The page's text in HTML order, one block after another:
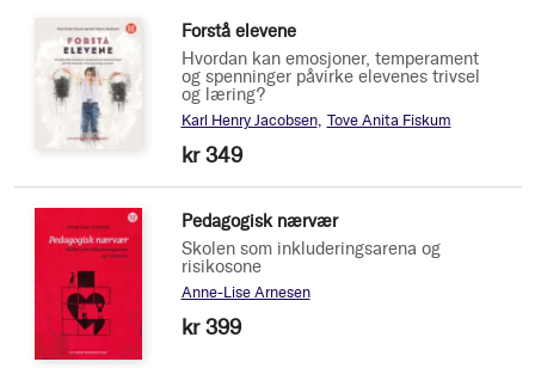
Forstå elevene
Hvordan kan emosjoner, temperament
og spenninger påvirke elevenes trivsel
og læring?
Karl Henry Jacobsen Tove Anita Fiskum
kr 349
Pedagogisk nærvær
Skolen som inkluderingsarena og
risikosone
Anne-Lise Arnesen
kr 399